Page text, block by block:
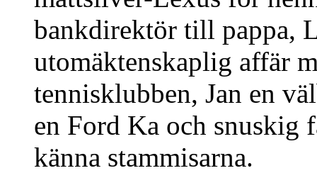
bankdirektör till pappa,
utomäktenskaplig affär
tennisklubben, Jan en
en Ford Ka och snuskig
känna stammisarna.